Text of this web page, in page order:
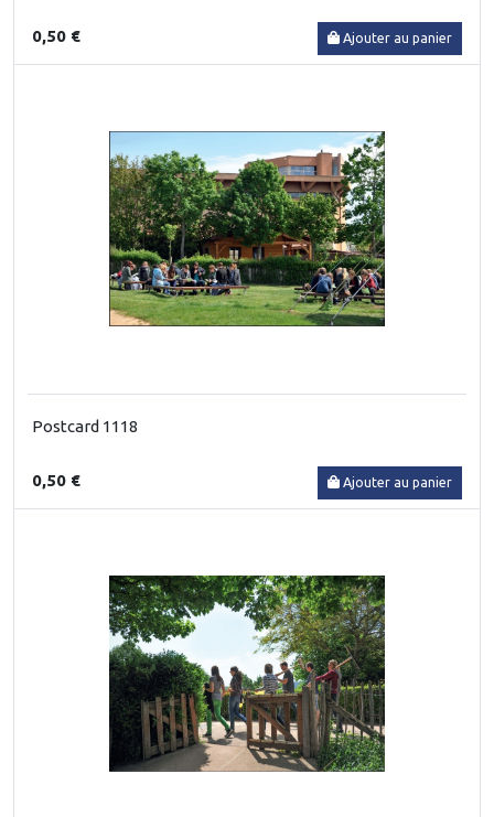
0,50 € Ajouter au panier
Postcard 1118
0,50 € Ajouter au panier